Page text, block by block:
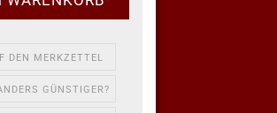
DEN MERKZETTEL
GÜNSTIGER?